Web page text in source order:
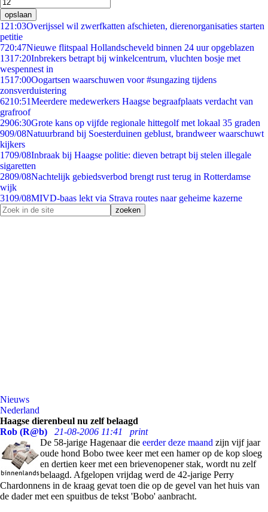
opslaan
1 21:03Overijssel wil zwerfkatten afschieten, dierenorganisaties starten
petitie
720:47Nieuwe flitspaal Hollandscheveld binnen 24 uur opgeblazen
1317:20Inbrekers betrapt bij winkelcentrum, vluchten bosje met
wespennest in
1517:00Oogartsen waarschuwen voor #sungazing tijdens
zonsverduistering
6210:51Meerdere medewerkers Haagse begraafplaats verdacht van
grafroof
2906:30Grote kans op vijfde regionale hittegolf met lokaal 35 graden
909/08Natuurbrand bij Soesterduinen geblust, brandweer waarschuwt
kijkers
1709/08Inbraak bij Haagse politie: dieven betrapt bij stelen illegale
sigaretten
2809/08Nachtelijk gebiedsverbod brengt rust terug in Rotterdamse
wijk
3109/08MIVD-baas lekt via Strava routes naar geheime kazerne
Nieuws
Nederland
Haagse dierenbeul nu zelf belaagd
Rob (R@b)
21-08-2006 11:41
print
De 58-jarige Hagenaar die eerder deze maand zijn vijf jaar
oude hond Bobo twee keer met een hamer op de kop sloeg
en dertien keer met een brievenopener stak, wordt nu zelf
belaagd. Afgelopen vrijdag werd de 42-jarige Perry
Chardonnens in de kraag gevat toen die op de gevel van het huis van
de dader met een spuitbus de tekst 'Bobo' aanbracht.